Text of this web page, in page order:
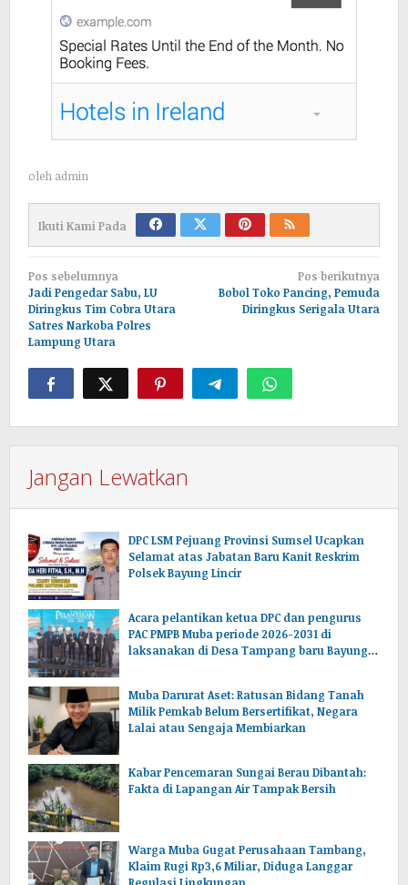
oleh admin
Ikuti Kami Pada
Navigasi
pos
Pos sebelumnya
Jadi Pengedar Sabu, LU
Diringkus Tim Cobra Utara
Satres Narkoba Polres
Lampung Utara
Pos berikutnya
Bobol Toko Pancing, Pemuda
Diringkus Serigala Utara
Jangan Lewatkan
DPC LSM Pejuang Provinsi Sumsel Ucapkan
Selamat atas Jabatan Baru Kanit Reskrim
Polsek Bayung Lincir
Acara pelantikan ketua DPC dan pengurus
PAC PMPB Muba periode 2026-2031 di
laksanakan di Desa Tampang baru Bayung
Muba Darurat Aset: Ratusan Bidang Tanah
Milik Pemkab Belum Bersertifikat, Negara
Lalai atau Sengaja Membiarkan
Kabar Pencemaran Sungai Berau Dibantah:
Fakta di Lapangan Air Tampak Bersih
Warga Muba Gugat Perusahaan Tambang,
Klaim Rugi Rp3,6 Miliar, Diduga Langgar